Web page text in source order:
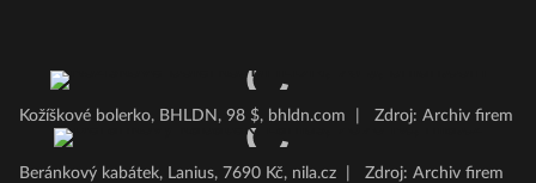
Kožíškové bolerko, BHLDN, 98 $, bhldn.com Zdroj: Archiv firem
Beránkový kabátek, Lanius, 7690 Kč, nila.cz Zdroj: Archiv firem